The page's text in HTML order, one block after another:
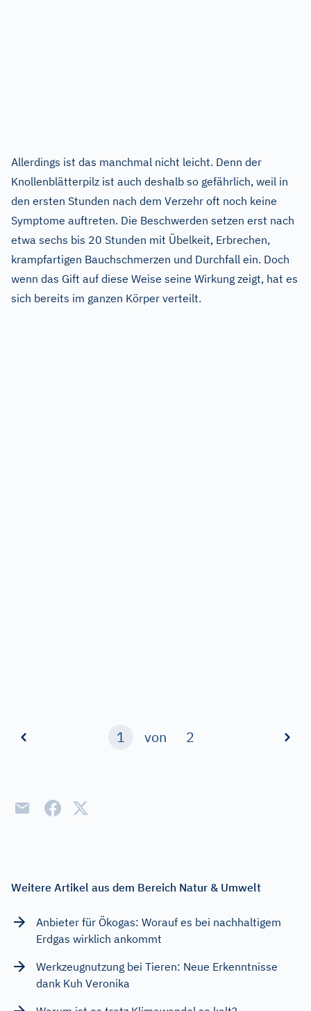
Allerdings ist das manchmal nicht leicht. Denn der
Knollenblätterpilz ist auch deshalb so gefährlich, weil in
den ersten Stunden nach dem Verzehr oft noch keine
Symptome auftreten. Die Beschwerden setzen erst nach
etwa sechs bis 20 Stunden mit Übelkeit, Erbrechen,
krampfartigen Bauchschmerzen und Durchfall ein. Doch
wenn das Gift auf diese Weise seine Wirkung zeigt, hat es
sich bereits im ganzen Körper verteilt.
1 von 2
Weitere Artikel aus dem Bereich Natur & Umwelt
Anbieter für Ökogas: Worauf es bei nachhaltigem
Erdgas wirklich ankommt
Werkzeugnutzung bei Tieren: Neue Erkenntnisse
dank Kuh Veronika